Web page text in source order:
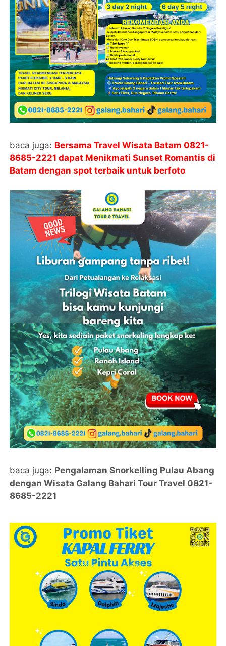
baca juga: Bersama Travel Wisata Batam 0821-
8685-2221 dapat Menikmati Sunset Romantis di
Batam dengan spot terbaik untuk berfoto
baca juga: Pengalaman Snorkelling Pulau Abang
dengan Wisata Galang Bahari Tour Travel 0821-
8685-2221